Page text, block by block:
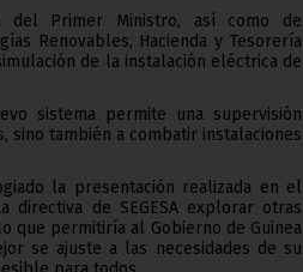
del Primer Ministro, así como de
Renovables, Hacienda y Tesorería
de la instalación eléctrica de
sistema permite una supervisión
sino también a combatir instalaciones
la presentación realizada en el
de SEGESA explorar otras
que permitiría al Gobierno de Guinea
se ajuste a las necesidades de su